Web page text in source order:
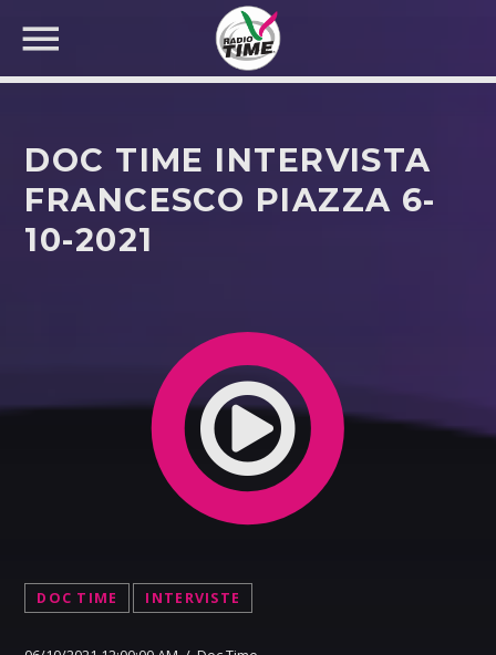
CERCA NEL SITO WEB:
DOC TIME INTERVISTA
FRANCESCO PIAZZA 6-
10-2021
DOC TIME INTERVISTE